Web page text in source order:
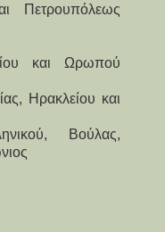
και Ωρωπού
Ηρακλείου και
Βούλας,